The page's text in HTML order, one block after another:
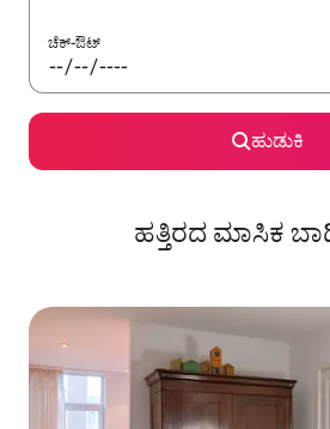
ಚೆಕ್-ಔಟ್
ಹುಡುಕಿ
ಹತ್ತಿರದ ಮಾಸಿಕ